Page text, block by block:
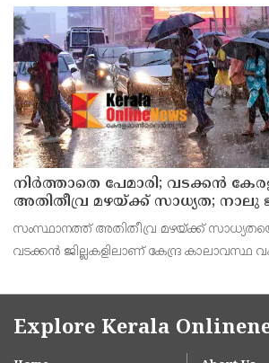
ആവശ്യത്തിന് തയാറാക്കുന്ന വിധം ഒരു
നിർത്താതെ പേമാരി; വടക്കന്‍
അതിതീവ്ര മഴയ്ക്ക് സാധ്യത; നാലു
സംസ്ഥാനത്ത് അതിതീവ്ര മഴയ്ക്ക്
വടക്കന്‍ ജില്ലകളിലാണ് കേന്ദ്ര കാലാവസ്ഥ
ജില്ലകളിലാണ് അതിതീവ്
Explore Kerala